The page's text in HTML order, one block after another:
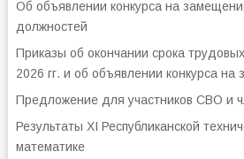
Об объявлении конкурса на
должностей
Приказы об окончании срока
2026 гг. и об объявлении конкурса на
Предложение для участников СВО и
Результаты XI Республиканской
математике